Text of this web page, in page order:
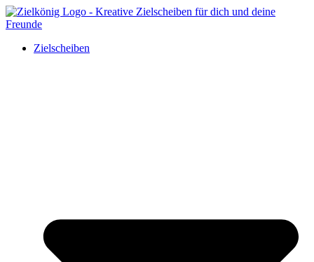
Zielscheiben